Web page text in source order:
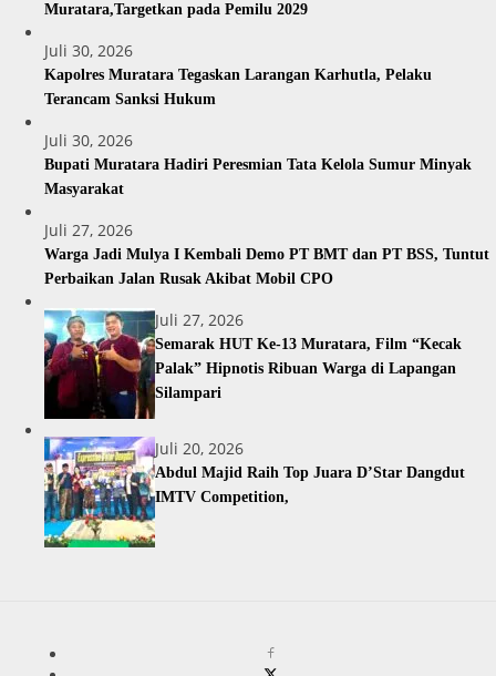
Muratara,Targetkan pada Pemilu 2029
Juli 30, 2026
Kapolres Muratara Tegaskan Larangan Karhutla, Pelaku
Terancam Sanksi Hukum
Juli 30, 2026
Bupati Muratara Hadiri Peresmian Tata Kelola Sumur Minyak
Masyarakat
Juli 27, 2026
Warga Jadi Mulya I Kembali Demo PT BMT dan PT BSS, Tuntut
Perbaikan Jalan Rusak Akibat Mobil CPO
Juli 27, 2026
Semarak HUT Ke-13 Muratara, Film “Kecak
Palak” Hipnotis Ribuan Warga di Lapangan
Silampari
Juli 20, 2026
Abdul Majid Raih Top Juara D’Star Dangdut
IMTV Competition,